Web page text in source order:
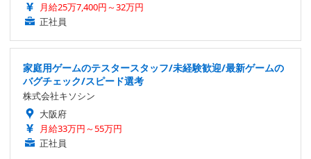
月給25万7,400円～32万円
正社員
家庭用ゲームのテスタースタッフ/未経験歓迎/最新ゲームの
バグチェック/スピード選考
株式会社キソシン
大阪府
月給33万円～55万円
正社員